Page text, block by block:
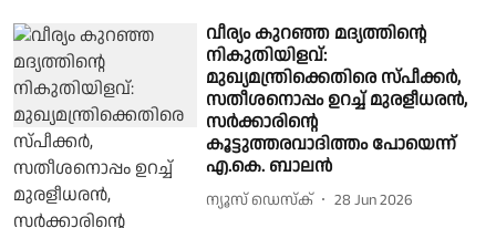
വീര്യം കുറഞ്ഞ മദ്യത്തിൻ്റെ
നികുതിയിളവ്:
മുഖ്യമന്ത്രിക്കെതിരെ സ്പീക്കർ,
സതീശനൊപ്പം ഉറച്ച് മുരളീധരൻ,
സർക്കാരിൻ്റെ
കൂട്ടുത്തരവാദിത്തം പോയെന്ന്
എ.കെ. ബാലൻ
ന്യൂസ് ഡെസ്ക് 28 Jun 2026